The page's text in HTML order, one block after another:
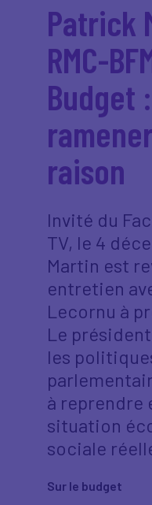
Patrick
RMC-
Budget
raison
Invité du
TV, le 4
Martin est
entretien
Lecornu à
Le
les
à reprendre
situation
sociale
Sur le budget